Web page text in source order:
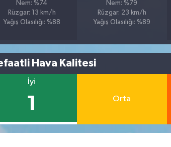
Nem: %74
Rüzgar: 13 km/h
Yağış Olasılığı: %88
Nem: %79
Rüzgar: 23 km/h
Yağış Olasılığı: %89
Hava Kalitesi
İyi
1 Orta